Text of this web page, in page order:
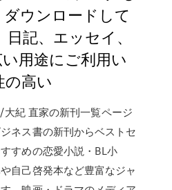
ウンロードして
記、エッセイ、
用途にご利用い
の高い
紀 直家の新刊一覧ページ
ネス書の新刊からベストセ
すめの恋愛小説・BL小
自己啓発本など豊富なジャ